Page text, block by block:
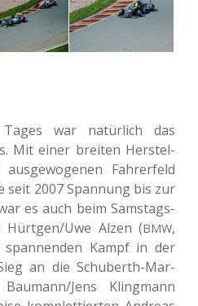
war natür­lich das
Mit einer brei­ten Her­stel­
Fah­rer­feld
seit 2007 Span­nung bis zur
es auch beim Sams­tags-
Hürtgen/Uwe Alzen (BMW,
Kampf in der
an die Schu­berth-Mar­
Jens Kling­mann